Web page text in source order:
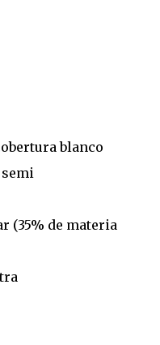
blanco
semi
(35% de materia